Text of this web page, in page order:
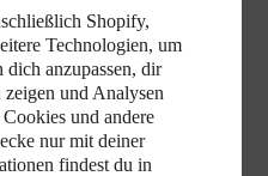
Shopify,
Technologien, um
anzupassen, dir
und Analysen
und andere
nur mit deiner
findest du in